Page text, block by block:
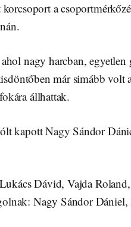
a
nagy harcban,
már simább volt
állhattak.
kapott Nagy Sándor
Dávid, Vajda
Nagy Sándor